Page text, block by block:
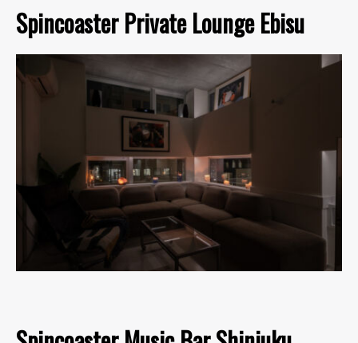
Spincoaster Private Lounge Ebisu